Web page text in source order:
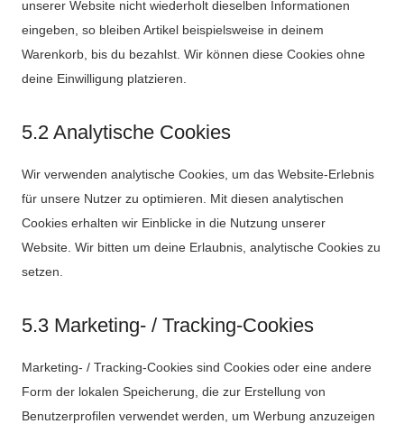
unserer Website nicht wiederholt dieselben Informationen
eingeben, so bleiben Artikel beispielsweise in deinem
Warenkorb, bis du bezahlst. Wir können diese Cookies ohne
deine Einwilligung platzieren.
5.2 Analytische Cookies
Wir verwenden analytische Cookies, um das Website-Erlebnis
für unsere Nutzer zu optimieren. Mit diesen analytischen
Cookies erhalten wir Einblicke in die Nutzung unserer
Website. Wir bitten um deine Erlaubnis, analytische Cookies zu
setzen.
5.3 Marketing- / Tracking-Cookies
Marketing- / Tracking-Cookies sind Cookies oder eine andere
Form der lokalen Speicherung, die zur Erstellung von
Benutzerprofilen verwendet werden, um Werbung anzuzeigen